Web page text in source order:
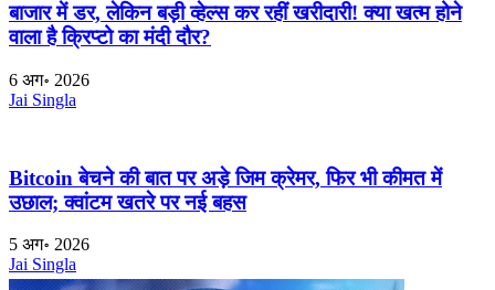
बाजार में डर, लेकिन बड़ी व्हेल्स कर रहीं खरीदारी! क्या खत्म होने
वाला है क्रिप्टो का मंदी दौर?
6 अग॰ 2026
Jai Singla
Bitcoin बेचने की बात पर अड़े जिम क्रेमर, फिर भी कीमत में
उछाल; क्वांटम खतरे पर नई बहस
5 अग॰ 2026
Jai Singla